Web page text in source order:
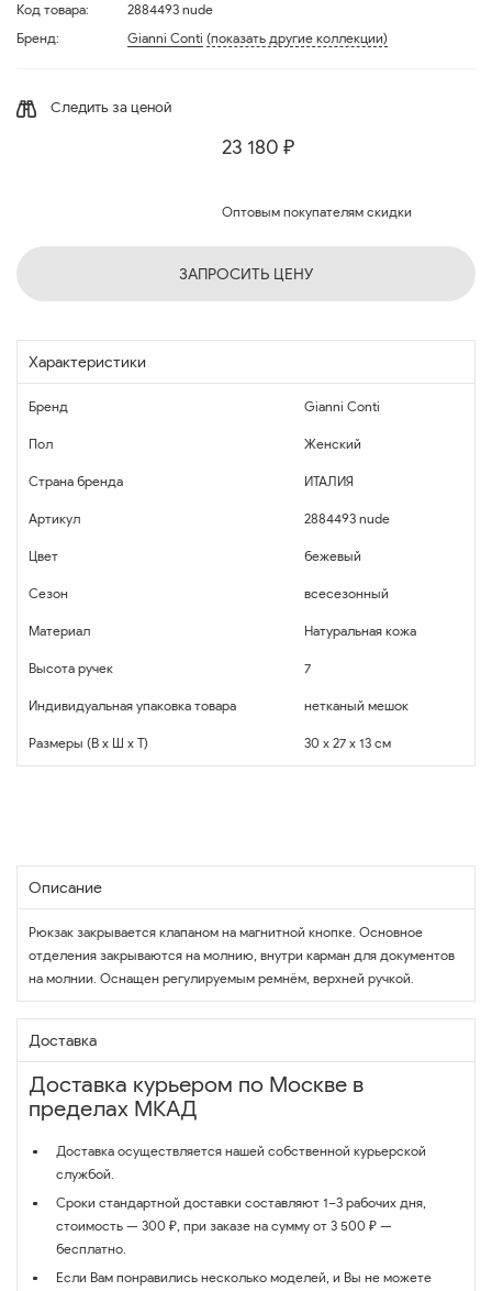
Код товара:
2884493 nude
Бренд:
Gianni Conti (показать другие коллекции)
Следить за ценой
23 180 ₽
Оптовым покупателям скидки
ЗАПРОСИТЬ ЦЕНУ
Характеристики
Бренд Gianni Conti
Пол Женский
Страна бренда ИТАЛИЯ
Артикул 2884493 nude
Цвет бежевый
Сезон всесезонный
Материал Натуральная кожа
Высота ручек 7
Индивидуальная упаковка товара нетканый мешок
Размеры (В x Ш x Т) 30 x 27 x 13 см
Описание
Рюкзак закрывается клапаном на магнитной кнопке. Основное
отделения закрываются на молнию, внутри карман для документов
на молнии. Оснащен регулируемым ремнём, верхней ручкой.
Доставка
Доставка курьером по Москве в
пределах МКАД
Доставка осуществляется нашей собственной курьерской
службой.
Сроки стандартной доставки составляют 1–3 рабочих дня,
стоимость — 300 ₽, при заказе на сумму от 3 500 ₽ —
бесплатно.
Если Вам понравились несколько моделей, и Вы не можете